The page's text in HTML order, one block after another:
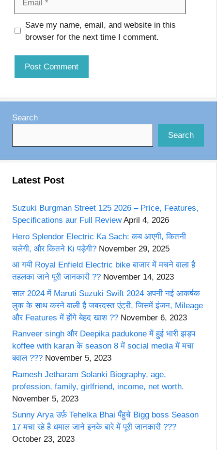
Website
Save my name, email, and website in this
browser for the next time I comment.
Search
Search
Latest Post
Suzuki Burgman Street 125 2026 – Price, Features,
Specifications aur Full Review April 4, 2026
Hero Splendor Electric Ka Sach: कब आएगी, कितनी
चलेगी, और कितने Ki पड़ेगी? November 29, 2025
आ गयी Royal Enfield Electric bike बाजार में मचने वाला है
तहलका जाने पूरी जानकारी ?? November 14, 2023
साल 2024 में Maruti Suzuki Swift 2024 अपनी नई आकर्षक
लुक के साथ करने वाली है जबरदस्त एंट्री, जिसमें इंजन, Mileage
और Features में होंगे बेहद खाश ?? November 6, 2023
Ranveer singh और Deepika padukone में हुई भारी झड़प
koffee with karan के season 8 में social media में मचा
बवाल ??? November 5, 2023
Ramesh Jetharam Solanki Biography, age,
profession, family, girlfriend, income, net worth.
November 5, 2023
Sunny Arya उर्फ़ Tehelka Bhai पँहुचे Bigg boss Season
17 मचा रहे है धमाल जाने इनके बारे में पूरी जानकारी ???
October 23, 2023